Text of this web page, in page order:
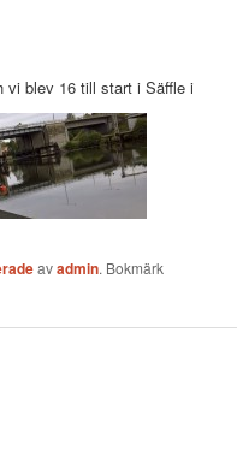
blev 16 till start i Säffle i
avadmin. Bokmärk